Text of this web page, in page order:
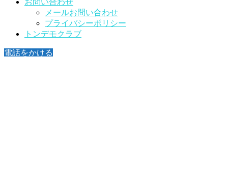
お問い合わせ
メールお問い合わせ
プライバシーポリシー
トンデモクラブ
電話をかける